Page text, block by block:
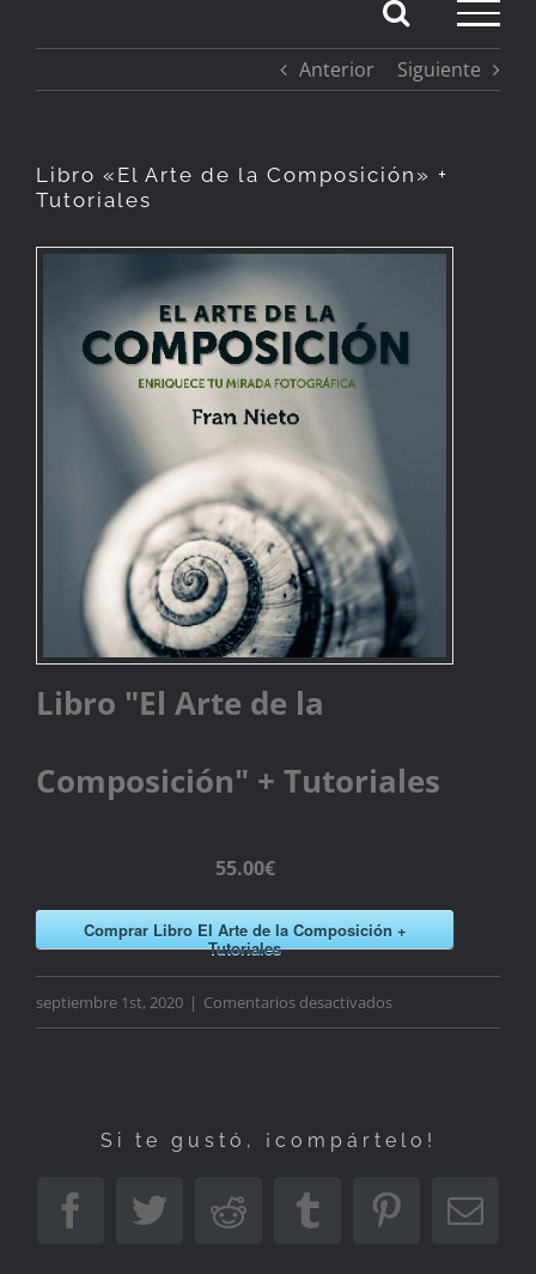
Anterior Siguiente
Libro «El Arte de la Composición» +
Tutoriales
Libro "El Arte de la
Composición" + Tutoriales
55.00€
Comprar Libro El Arte de la Composición +
Tutoriales
septiembre 1st, 2020 | Comentarios desactivadosen
de
la
Composición»
Si te gustó, ¡compártelo!
FacebookTwitterRedditTumblrPinterest